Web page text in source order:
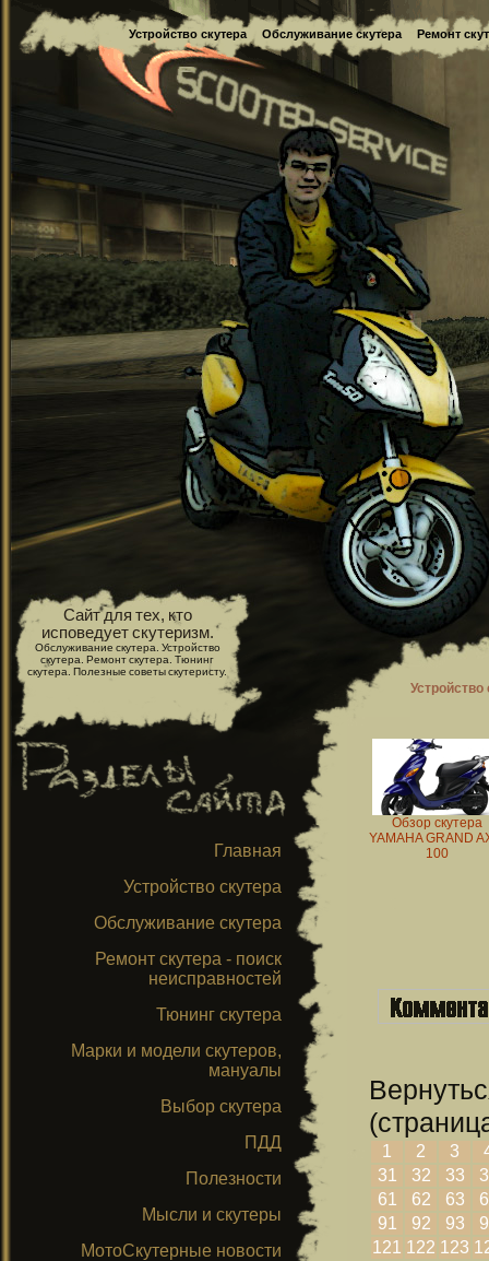
Устройство скутера Обслуживание скутера Ремонт
Сайт для тех, кто
исповедует скутеризм.
Обслуживание скутера. Устройство
скутера. Ремонт скутера. Тюнинг
скутера. Полезные советы скутеристу.
Главная
Устройство скутера
Обслуживание скутера
Ремонт скутера - поиск
неисправностей
Тюнинг скутера
Марки и модели скутеров,
мануалы
Выбор скутера
ПДД
Полезности
Мысли и скутеры
МотоСкутерные новости
Устройство
Обзор скутера
YAMAHA GRAND
100
1 2 3
31
32 33
61
62 63
91
92 93
121 122 123